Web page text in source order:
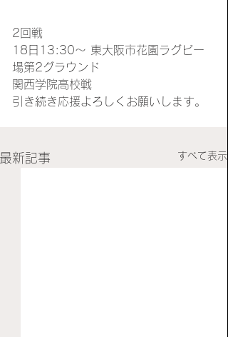
2回戦
18日13:30〜 東大阪市花園ラグビー
場第2グラウンド
関西学院高校戦
引き続き応援よろしくお願いします。
最新記事 すべて表示